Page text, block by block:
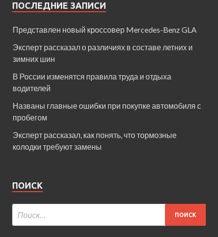
ПОСЛЕДНИЕ ЗАПИСИ
Представлен новый кроссовер Mercedes-Benz GLA
Эксперт рассказал о различиях в составе летних и
зимних шин
В России изменятся правила труда и отдыха
водителей
Названы главные ошибки при покупке автомобиля с
пробегом
Эксперт рассказал, как понять, что тормозные
колодки требуют замены
ПОИСК